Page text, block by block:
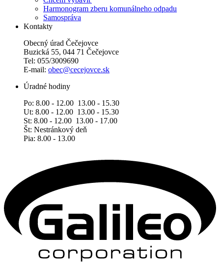
Harmonogram zberu komunálneho odpadu
Samospráva
Kontakty
Obecný úrad Čečejovce
Buzická 55, 044 71 Čečejovce
Tel: 055/3009690
E-mail: obec@cecejovce.sk
Úradné hodiny
Po: 8.00 - 12.00 13.00 - 15.30
Ut: 8.00 - 12.00 13.00 - 15.30
St: 8.00 - 12.00 13.00 - 17.00
Št: Nestránkový deň
Pia: 8.00 - 13.00